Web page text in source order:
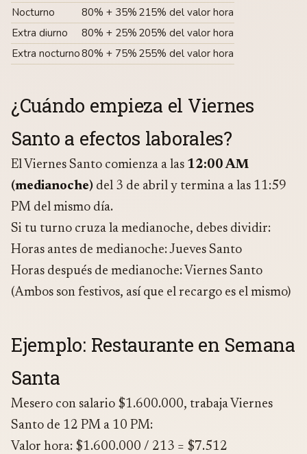
Nocturno
80% + 35% 215% del valor hora
Extra diurno
80% + 25% 205% del valor hora
Extra nocturno80% + 75% 255% del valor hora
¿Cuándo empieza el Viernes
Santo a efectos laborales?
El Viernes Santo comienza a las 12:00 AM
(medianoche) del 3 de abril y termina a las 11:59
PM del mismo día.
Si tu turno cruza la medianoche, debes dividir:
Horas antes de medianoche: Jueves Santo
Horas después de medianoche: Viernes Santo
(Ambos son festivos, así que el recargo es el mismo)
Ejemplo: Restaurante en Semana
Santa
Mesero con salario $1.600.000, trabaja Viernes
Santo de 12 PM a 10 PM:
Valor hora: $1.600.000 / 213 = $7.512